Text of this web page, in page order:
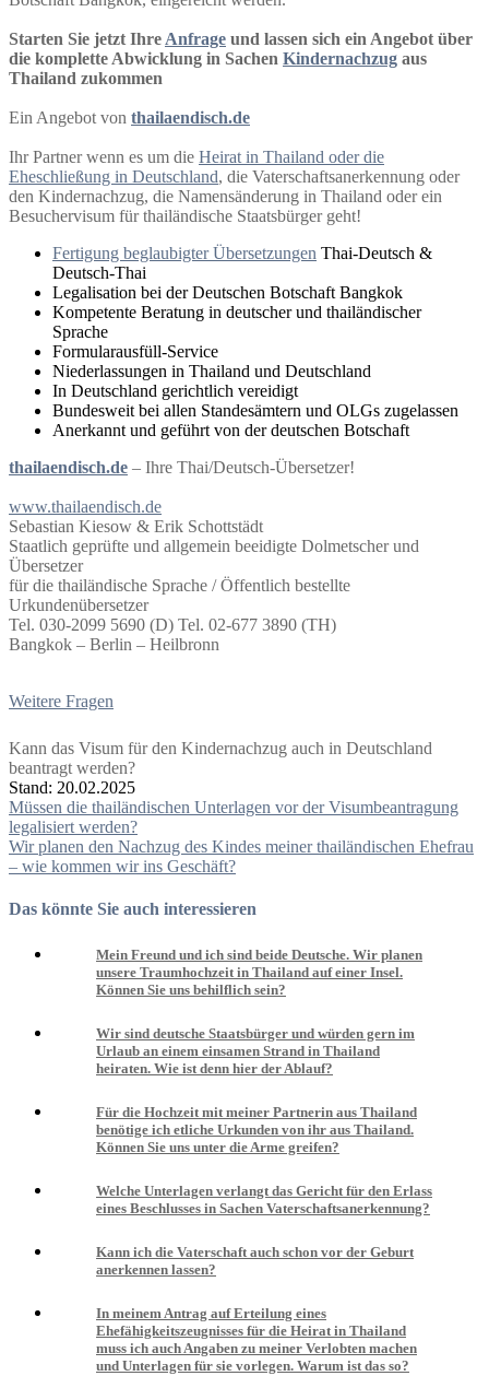
Starten Sie jetzt Ihre Anfrage und lassen sich ein Angebot über
die komplette Abwicklung in Sachen Kindernachzug aus
Thailand zukommen
Ein Angebot von thailaendisch.de
Ihr Partner wenn es um die Heirat in Thailand oder die
Eheschließung in Deutschland, die Vaterschaftsanerkennung oder
den Kindernachzug, die Namensänderung in Thailand oder ein
Besuchervisum für thailändische Staatsbürger geht!
Fertigung beglaubigter Übersetzungen Thai-Deutsch &
Deutsch-Thai
Legalisation bei der Deutschen Botschaft Bangkok
Kompetente Beratung in deutscher und thailändischer
Sprache
Formularausfüll-Service
Niederlassungen in Thailand und Deutschland
In Deutschland gerichtlich vereidigt
Bundesweit bei allen Standesämtern und OLGs zugelassen
Anerkannt und geführt von der deutschen Botschaft
thailaendisch.de – Ihre Thai/Deutsch-Übersetzer!
www.thailaendisch.de
Sebastian Kiesow & Erik Schottstädt
Staatlich geprüfte und allgemein beeidigte Dolmetscher und
Übersetzer
für die thailändische Sprache / Öffentlich bestellte
Urkundenübersetzer
Tel. 030-2099 5690 (D) Tel. 02-677 3890 (TH)
Bangkok – Berlin – Heilbronn
Weitere Fragen
Kann das Visum für den Kindernachzug auch in Deutschland
beantragt werden?
Stand: 20.02.2025
Beitragsnavigation
Müssen die thailändischen Unterlagen vor der Visumbeantragung
legalisiert werden?
Wir planen den Nachzug des Kindes meiner thailändischen Ehefrau
– wie kommen wir ins Geschäft?
Das könnte Sie auch interessieren
Mein Freund und ich sind beide Deutsche. Wir planen
unsere Traumhochzeit in Thailand auf einer Insel.
Können Sie uns behilflich sein?
Wir sind deutsche Staatsbürger und würden gern im
Urlaub an einem einsamen Strand in Thailand
heiraten. Wie ist denn hier der Ablauf?
Für die Hochzeit mit meiner Partnerin aus Thailand
benötige ich etliche Urkunden von ihr aus Thailand.
Können Sie uns unter die Arme greifen?
Welche Unterlagen verlangt das Gericht für den Erlass
eines Beschlusses in Sachen Vaterschaftsanerkennung?
Kann ich die Vaterschaft auch schon vor der Geburt
anerkennen lassen?
In meinem Antrag auf Erteilung eines
Ehefähigkeitszeugnisses für die Heirat in Thailand
muss ich auch Angaben zu meiner Verlobten machen
und Unterlagen für sie vorlegen. Warum ist das so?